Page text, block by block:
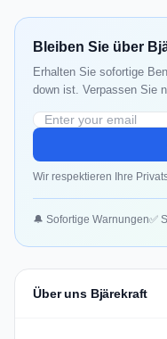
Bleiben Sie über
Erhalten Sie sofortige
down ist. Verpassen Sie
Wir respektieren Ihre
🔔 Sofortige Warnungen✅
Über uns Bjärekraft